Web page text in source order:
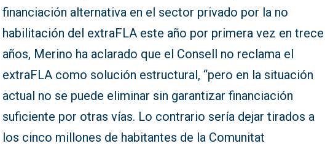
financiación alternativa en el sector privado por la no
habilitación del extraFLA este año por primera vez en trece
años, Merino ha aclarado que el Consell no reclama el
extraFLA como solución estructural, “pero en la situación
actual no se puede eliminar sin garantizar financiación
suficiente por otras vías. Lo contrario sería dejar tirados a
los cinco millones de habitantes de la Comunitat